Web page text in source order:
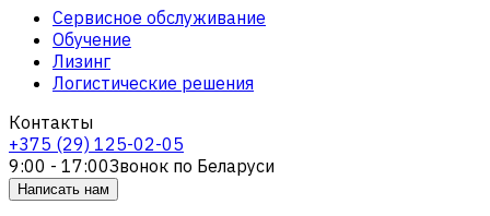
Сервисное обслуживание
Обучение
Лизинг
Логистические решения
Контакты
+375 (29) 125-02-05
9:00 - 17:00Звонок по Беларуси
Написать нам